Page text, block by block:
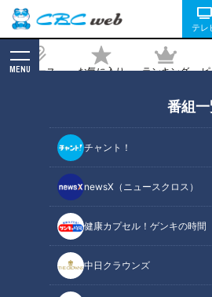
テレ
ニュース お気に入り ランキング
MENU
番組
チャント！
newsX（ニュースクロス）
健康カプセル！ゲンキの時間
中日クラウンズ
のデララバ】
2026/07/01 20:00